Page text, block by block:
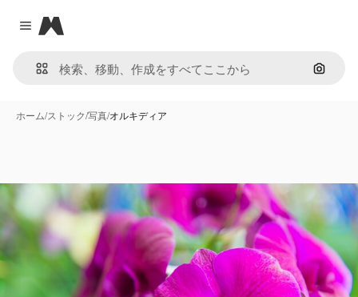
Close menu
Magnific
画像で
ホーム/ストック/写真/オルキディア